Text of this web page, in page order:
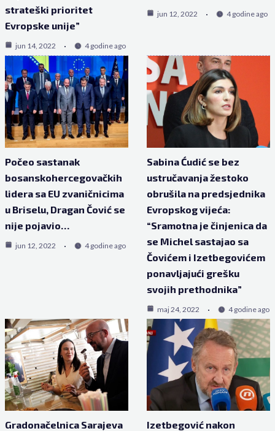
strateški prioritet
Evropske unije”
jun 14, 2022 4 godine ago
jun 12, 2022 4 godine ago
Počeo sastanak
bosanskohercegovačkih
lidera sa EU zvaničnicima
u Briselu, Dragan Čović se
nije pojavio…
jun 12, 2022 4 godine ago
Sabina Ćudić se bez
ustručavanja žestoko
obrušila na predsjednika
Evropskog vijeća:
“Sramotna je činjenica da
se Michel sastajao sa
Čovićem i Izetbegovićem
ponavljajući grešku
svojih prethodnika”
maj 24, 2022 4 godine ago
Gradonačelnica Sarajeva
Izetbegović nakon